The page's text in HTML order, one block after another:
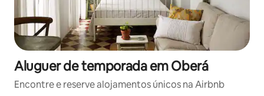
Aluguer de temporada em Oberá
Encontre e reserve alojamentos únicos na Airbnb